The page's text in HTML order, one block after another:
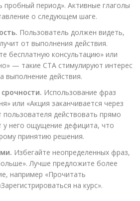
пробный период». Активные глаголы
о следующем шаге.
Пользователь должен видеть,
от выполнения действия.
бесплатную консультацию» или
— такие CTA стимулируют интерес
действия.
Использование фраз
или «Акция заканчивается через
пользователя действовать прямо
у него ощущение дефицита, что
принятию решения.
Избегайте неопределенных фраз,
Лучше предложите более
например «Прочитать
на курс».